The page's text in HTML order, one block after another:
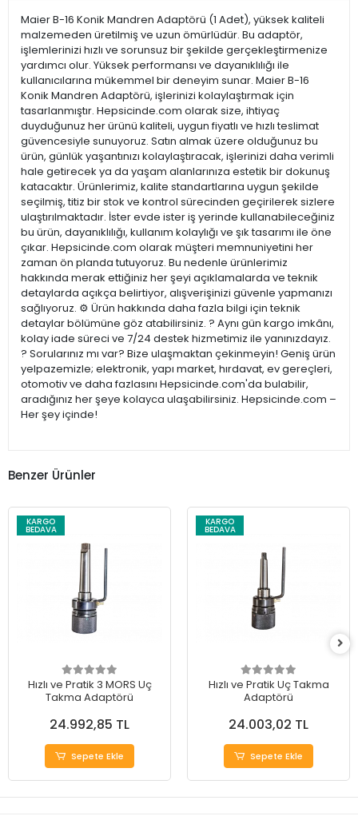
Maier B-16 Konik Mandren Adaptörü (1 Adet), yüksek kaliteli
malzemeden üretilmiş ve uzun ömürlüdür. Bu adaptör,
işlemlerinizi hızlı ve sorunsuz bir şekilde gerçekleştirmenize
yardımcı olur. Yüksek performansı ve dayanıklılığı ile
kullanıcılarına mükemmel bir deneyim sunar. Maier B-16
Konik Mandren Adaptörü, işlerinizi kolaylaştırmak için
tasarlanmıştır. Hepsicinde.com olarak size, ihtiyaç
duyduğunuz her ürünü kaliteli, uygun fiyatlı ve hızlı teslimat
güvencesiyle sunuyoruz. Satın almak üzere olduğunuz bu
ürün, günlük yaşantınızı kolaylaştıracak, işlerinizi daha verimli
hale getirecek ya da yaşam alanlarınıza estetik bir dokunuş
katacaktır. Ürünlerimiz, kalite standartlarına uygun şekilde
seçilmiş, titiz bir stok ve kontrol sürecinden geçirilerek sizlere
ulaştırılmaktadır. İster evde ister iş yerinde kullanabileceğiniz
bu ürün, dayanıklılığı, kullanım kolaylığı ve şık tasarımı ile öne
çıkar. Hepsicinde.com olarak müşteri memnuniyetini her
zaman ön planda tutuyoruz. Bu nedenle ürünlerimiz
hakkında merak ettiğiniz her şeyi açıklamalarda ve teknik
detaylarda açıkça belirtiyor, alışverişinizi güvenle yapmanızı
sağlıyoruz. ⚙️ Ürün hakkında daha fazla bilgi için teknik
detaylar bölümüne göz atabilirsiniz. ? Aynı gün kargo imkânı,
kolay iade süreci ve 7/24 destek hizmetimiz ile yanınızdayız.
? Sorularınız mı var? Bize ulaşmaktan çekinmeyin! Geniş ürün
yelpazemizle; elektronik, yapı market, hırdavat, ev gereçleri,
otomotiv ve daha fazlasını Hepsicinde.com'da bulabilir,
aradığınız her şeye kolayca ulaşabilirsiniz. Hepsicinde.com –
Her şey içinde!
Benzer Ürünler
KARGO
BEDAVA
Hızlı ve Pratik 3 MORS Uç
Takma Adaptörü
24.992,85 TL
Sepete Ekle
KARGO
BEDAVA
Hızlı ve Pratik Uç Takma
Adaptörü
24.003,02 TL
Sepete Ekle